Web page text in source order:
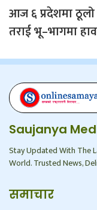
आज ६ प्रदेशमा ठूलो
तराई भू–भागमा
Saujanya
Stay Updated With The
World. Trusted News,
समाचार